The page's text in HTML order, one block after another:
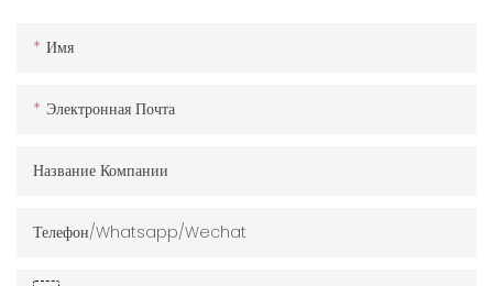
Имя
Электронная Почта
Название Компании
Телефон/Whatsapp/Wechat